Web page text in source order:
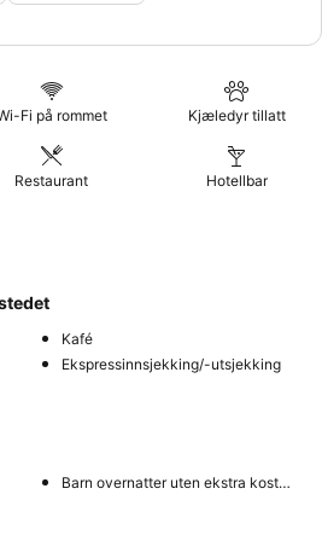
Fi på rommet Kjæledyr tillatt
Restaurant Hotellbar
Kafé
Ekspressinnsjekking/-utsjekking
Barn overnatter uten ekstra kostnad